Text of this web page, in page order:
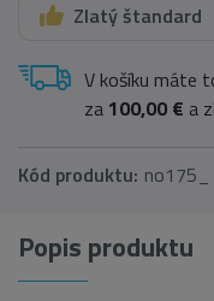
Zlatý štandard
V košíku máte
za 100,00 € a
Kód produktu: no175_
Popis produktu